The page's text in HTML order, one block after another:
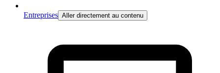
Entreprises Aller directement au contenu